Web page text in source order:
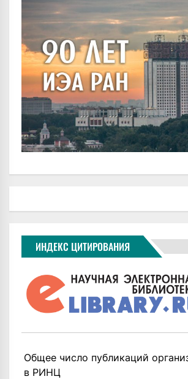
ИНДЕКС ЦИТИРОВАНИЯ
Общее число публикаций
в РИНЦ